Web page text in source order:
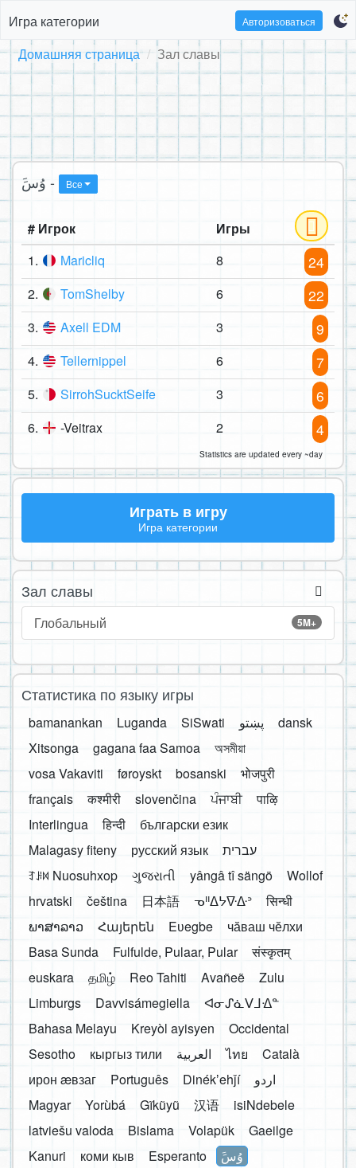
Игра категории Авторизоваться
Домашняя страница Зал славы
َوُسَ - Все
# Игрок
Игры
1.
Maricliq 8 24
2. TomShelby 6 22
3. Axell EDM 3 9
4. Tellernippel 6 7
5. SirrohSucktSeife 3 6
6. -Veitrax 2 4
Statistics are updated every ~day
Играть в игру
Игра категории
Зал славы
5M+
Глобальный
Статистика по языку игры
bamanankan Luganda SiSwati پښتو
dansk
Xitsonga
gagana faa Samoa
অসমীয়া
vosa Vakaviti
føroyskt bosanski
भोजपुरी
français
कश्मीरी slovenčina ਪੰਜਾਬੀ
पाऴि
Interlingua
हिन्दी
български език
Malagasy fiteny
русский язык
עברית
ꆈꌠ꒿ Nuosuhxop
ગુજરાતી yângâ tî sängö
Wollof
hrvatski
čeština 日本語 ᓀᐦᐃᔭᐍᐏᐣ
सिन्धी
ພາສາລາວ
Հայերեն Eʋegbe
чӑваш чӗлхи
Basa Sunda
Fulfulde, Pulaar, Pular
संस्कृतम्
euskara
தமிழ் Reo Tahiti Avañeẽ
Zulu
Limburgs
Davvisámegiella
ᐊᓂᔑᓈᐯᒧᐎᓐ
Bahasa Melayu
Kreyòl ayisyen
Occidental
Sesotho
кыргыз тили العربية ไทย
Català
ирон æвзаг
Português Dinékʼehǰí
اردو
Magyar
Yorùbá Gĩkũyũ 汉语
isiNdebele
latviešu valoda
Bislama Volapük
Gaeilge
Kanuri
коми кыв Esperanto
َوُسَ